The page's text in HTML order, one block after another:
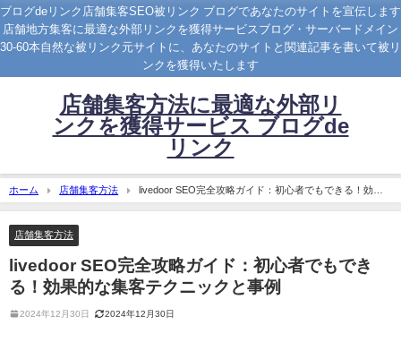
ブログdeリンク店舗集客SEO被リンク ブログであなたのサイトを宣伝します
店舗地方集客に最適な外部リンクを獲得サービスブログ・サーバードメイン
30-60本自然な被リンク元サイトに、あなたのサイトと関連記事を書いて被リ
ンクを獲得いたします
店舗集客方法に最適な外部リ
ンクを獲得サービス ブログde
リンク
ホーム 店舗集客方法
livedoor SEO完全攻略ガイド：初心者でもできる！効果
的な集客テクニックと事例
店舗集客方法
livedoor SEO完全攻略ガイド：初心者でもでき
る！効果的な集客テクニックと事例
2024年12月30日 2024年12月30日